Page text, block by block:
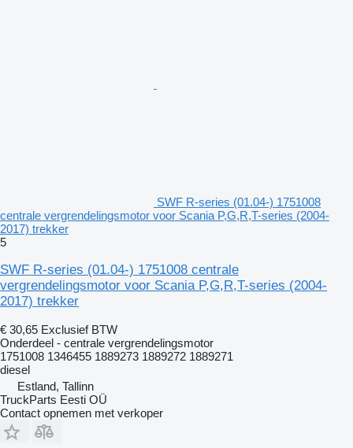
SWF R-series (01.04-) 1751008
centrale vergrendelingsmotor voor Scania P,G,R,T-series (2004-
2017) trekker
5
SWF R-series (01.04-) 1751008 centrale
vergrendelingsmotor voor Scania P,G,R,T-series (2004-
2017) trekker
€ 30,65 Exclusief BTW
Onderdeel - centrale vergrendelingsmotor
1751008 1346455 1889273 1889272 1889271
diesel
Estland, Tallinn
TruckParts Eesti OÜ
Contact opnemen met verkoper